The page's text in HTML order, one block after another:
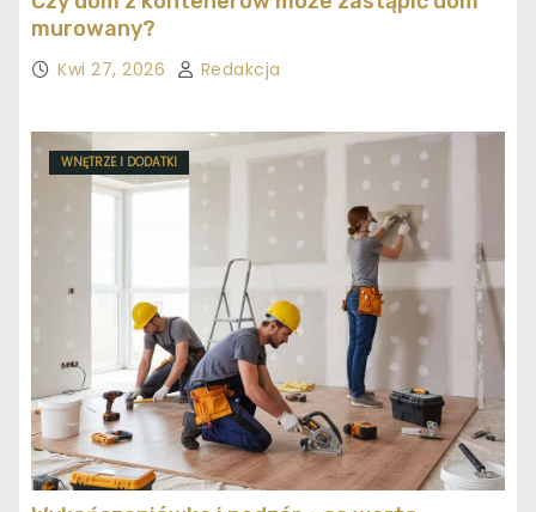
murowany?
Kwi 27, 2026 Redakcja
WNĘTRZE I DODATKI